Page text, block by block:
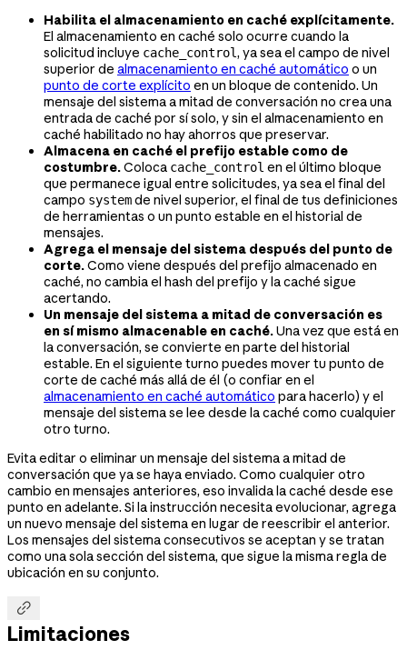
Habilita el almacenamiento en caché explícitamente.
El almacenamiento en caché solo ocurre cuando la
solicitud incluye cache_control, ya sea el campo de nivel
superior de almacenamiento en caché automático o un
punto de corte explícito en un bloque de contenido. Un
mensaje del sistema a mitad de conversación no crea una
entrada de caché por sí solo, y sin el almacenamiento en
caché habilitado no hay ahorros que preservar.
Almacena en caché el prefijo estable como de
costumbre.Coloca cache_control en el último bloque
que permanece igual entre solicitudes, ya sea el final del
campo systemde nivel superior, el final de tus definiciones
de herramientas o un punto estable en el historial de
mensajes.
Agrega el mensaje del sistema después del punto de
corte.Como viene después del prefijo almacenado en
caché, no cambia el hash del prefijo y la caché sigue
acertando.
Un mensaje del sistema a mitad de conversación es
en sí mismo almacenable en caché.Una vez que está en
la conversación, se convierte en parte del historial
estable. En el siguiente turno puedes mover tu punto de
corte de caché más allá de él (o confiar en el
almacenamiento en caché automático para hacerlo) y el
mensaje del sistema se lee desde la caché como cualquier
otro turno.
Evita editar o eliminar un mensaje del sistema a mitad de
conversación que ya se haya enviado. Como cualquier otro
cambio en mensajes anteriores, eso invalida la caché desde ese
punto en adelante. Si la instrucción necesita evolucionar, agrega
un nuevo mensaje del sistema en lugar de reescribir el anterior.
Los mensajes del sistema consecutivos se aceptan y se tratan
como una sola sección del sistema, que sigue la misma regla de
ubicación en su conjunto.

Limitaciones